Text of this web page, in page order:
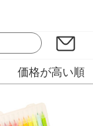
価格が高い順